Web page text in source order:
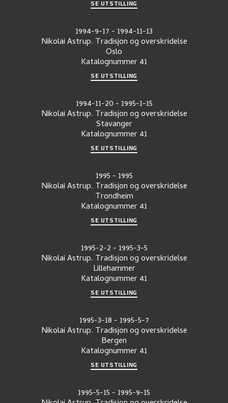
SE UTSTILLING
1994-9-17- 1994-11-13
Nikolai Astrup. Tradisjon og overskridelse
Oslo
Katalognummer41
SE UTSTILLING
1994-11-20- 1995-1-15
Nikolai Astrup. Tradisjon og overskridelse
Stavanger
Katalognummer41
SE UTSTILLING
1995- 1995
Nikolai Astrup. Tradisjon og overskridelse
Trondheim
Katalognummer41
SE UTSTILLING
1995-2-2- 1995-3-5
Nikolai Astrup. Tradisjon og overskridelse
Lillehammer
Katalognummer41
SE UTSTILLING
1995-3-18- 1995-5-7
Nikolai Astrup. Tradisjon og overskridelse
Bergen
Katalognummer41
SE UTSTILLING
1995-5-15- 1995-9-15